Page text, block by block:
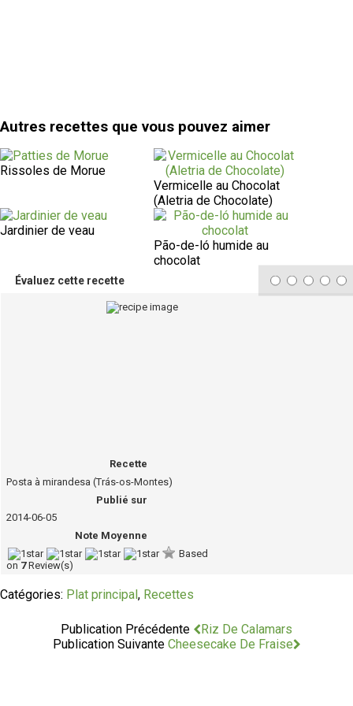
Autres recettes que vous pouvez aimer
Rissoles de Morue
Vermicelle au Chocolat
(Aletria de Chocolate)
Jardinier de veau
Pão-de-ló humide au
chocolat
Évaluez cette recette
Recette
Posta à mirandesa (Trás-os-Montes)
Publié sur
2014-06-05
Note Moyenne
Based
on 7 Review(s)
Catégories: Plat principal, Recettes
Publication Précédente
Riz De Calamars
Publication Suivante Cheesecake De Fraise